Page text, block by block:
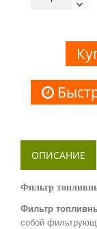
ОПИСАНИЕ
Фильтр
Фильтр
собой